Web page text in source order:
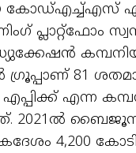
പ്ലാറ്റ്‌ഫോം
81
എന്ന
2021ല്‍ ബൈജൂസ്
4,200